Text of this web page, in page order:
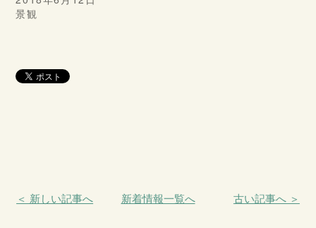
景観
＜ 新しい記事へ 新着情報一覧へ 古い記事へ ＞